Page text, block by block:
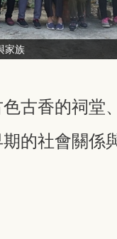
家族
古香的祠堂
的社會關係